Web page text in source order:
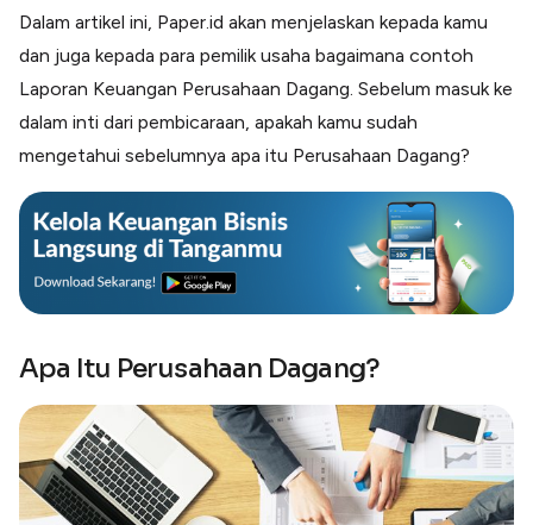
Dalam artikel ini, Paper.id akan menjelaskan kepada kamu
dan juga kepada para pemilik usaha bagaimana contoh
Laporan Keuangan Perusahaan Dagang. Sebelum masuk ke
dalam inti dari pembicaraan, apakah kamu sudah
mengetahui sebelumnya apa itu Perusahaan Dagang?
Apa Itu Perusahaan Dagang?